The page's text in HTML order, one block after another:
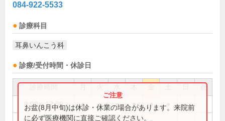
084-922-5533
診療科目
耳鼻いんこう科
診療/受付時間・休診日
祝
9:00～12:30 ● ● ● ● ●
お盆(8月中旬)は休診・休業の場合があります。来院前
に必ず医療機関に直接ご確認ください。